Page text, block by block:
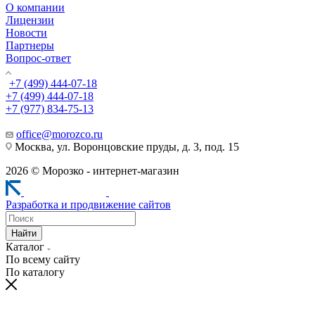
О компании
Лицензии
Новости
Партнеры
Вопрос-ответ
+7 (499) 444-07-18
+7 (499) 444-07-18
+7 (977) 834-75-13
office@morozco.ru
Москва, ул. Воронцовские пруды, д. 3, под. 15
2026 © Морозко - интернет-магазин
Разработка и продвижение сайтов
Найти
Каталог
По всему сайту
По каталогу